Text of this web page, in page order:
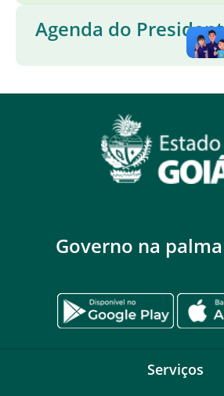
Agenda do
AGENDA
Governo na
Serviços